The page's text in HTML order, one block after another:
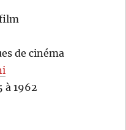
de cinéma
à 1962